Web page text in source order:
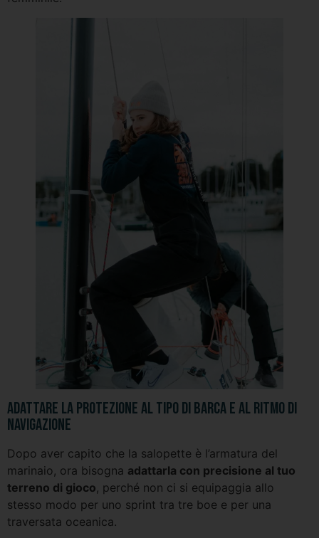
Adattare la protezione al tipo di barca e al ritmo di
navigazione
Dopo aver capito che la salopette è l’armatura del
marinaio, ora bisogna adattarla con precisione al tuo
terreno di gioco, perché non ci si equipaggia allo
stesso modo per uno sprint tra tre boe e per una
traversata oceanica.